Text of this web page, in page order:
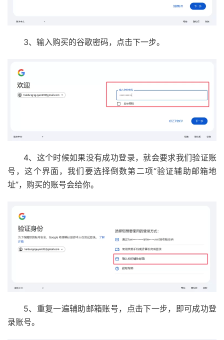
3、输入购买的谷歌密码，点击下一步。
4、这个时候如果没有成功登录，就会要求我们验证账
号，这个界面，我们要选择倒数第二项“验证辅助邮箱地
址”，购买的账号会给你。
5、重复一遍辅助邮箱账号，点击下一步，即可成功登
录账号。